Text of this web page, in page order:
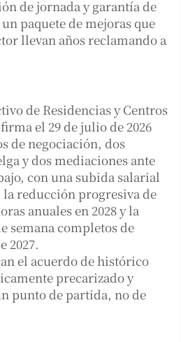
de jornada y garantía de
paquete de mejoras que
llevan años reclamando a
de Residencias y Centros
el 29 de julio de 2026
de negociación, dos
y dos mediaciones ante
con una subida salarial
la reducción progresiva de
anuales en 2028 y la
semana completos de
2027.
el acuerdo de histórico
precarizado y
punto de partida, no de